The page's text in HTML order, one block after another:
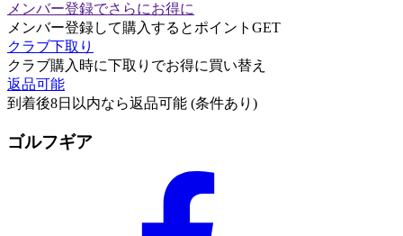
メンバー登録でさらにお得に
メンバー登録して購入するとポイントGET
クラブ下取り
クラブ購入時に下取りでお得に買い替え
返品可能
到着後8日以内なら返品可能 (条件あり)
ゴルフギア